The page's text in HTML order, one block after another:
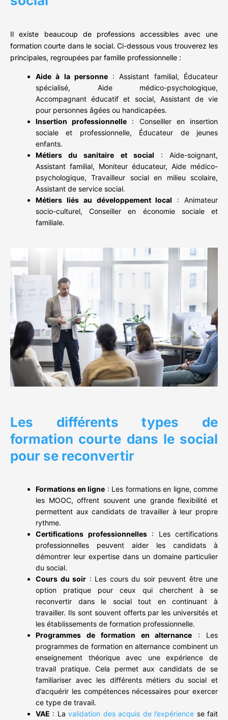
Il existe beaucoup de professions accessibles avec une
formation courte dans le social. Ci-dessous vous trouverez les
principales, regroupées par famille professionnelle :
Aide à la personne: Assistant familial, Éducateur
spécialisé, Aide médico-psychologique,
Accompagnant éducatif et social, Assistant de vie
pour personnes âgées ou handicapées.
Insertion professionnelle : Conseiller en insertion
sociale et professionnelle, Éducateur de jeunes
enfants.
Métiers du sanitaire et social : Aide-soignant,
Assistant familial, Moniteur éducateur, Aide médico-
psychologique, Travailleur social en milieu scolaire,
Assistant de service social.
Métiers liés au développement local : Animateur
socio-culturel, Conseiller en économie sociale et
familiale.
Les différents types de
formation courte dans le social
pour se reconvertir
Formations en ligne : Les formations en ligne, comme
les MOOC, offrent souvent une grande flexibilité et
permettent aux candidats de travailler à leur propre
rythme.
Certifications professionnelles: Les certifications
professionnelles peuvent aider les candidats à
démontrer leur expertise dans un domaine particulier
du social.
Cours du soir : Les cours du soir peuvent être une
option pratique pour ceux qui cherchent à se
reconvertir dans le social tout en continuant à
travailler. Ils sont souvent offerts par les universités et
les établissements de formation professionnelle.
Programmes de formation en alternance : Les
programmes de formation en alternance combinent un
enseignement théorique avec une expérience de
travail pratique. Cela permet aux candidats de se
familiariser avec les différents métiers du social et
d’acquérir les compétences nécessaires pour exercer
ce type de travail.
VAE : Lavalidation des acquis de l’expérience se fait